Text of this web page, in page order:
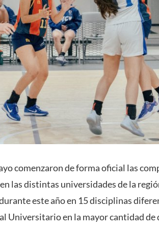
comenzaron de forma oficial las
las distintas universidades de la
este año en 15 disciplinas
Universitario en la mayor cantidad de